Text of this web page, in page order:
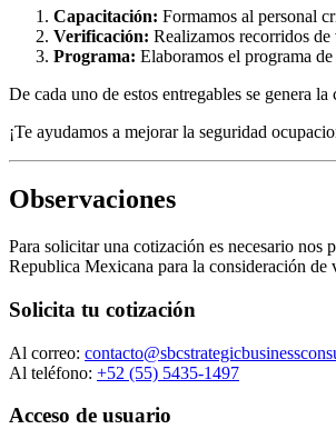
Capacitación: Formamos al personal
Verificación: Realizamos recorridos
Programa: Elaboramos el programa
De cada uno de estos entregables se genera
¡Te ayudamos a mejorar la seguridad
Observaciones
Para solicitar una cotización es necesario
Republica Mexicana para la consideración de
Solicita tu cotización
Al correo:
Al teléfono: +52 (55) 5435-1497
Acceso de usuario